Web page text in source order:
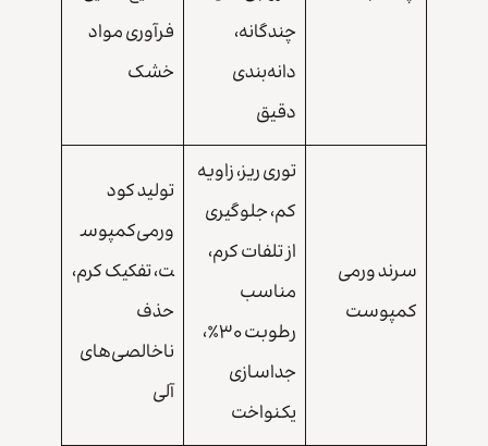
چندگانه،
دانه‌بندی
دقیق
فرآوری مواد
خشک
سرند ورمی
کمپوست
توری ریز، زاویه
کم، جلوگیری
از تلفات کرم،
مناسب
رطوبت ۳۰٪،
جداسازی
یکنواخت
تولید کود
ورمی‌کمپوس
ت، تفکیک کرم،
حذف
ناخالصی‌های
آلی